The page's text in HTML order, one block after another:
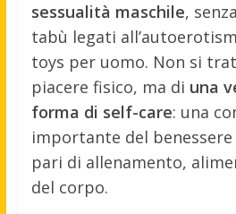
sessualità maschile,
tabù legati
toys per uomo. Non si
piacere fisico, ma di una
forma di self-care: una
importante del
pari di allenamento,
del corpo.